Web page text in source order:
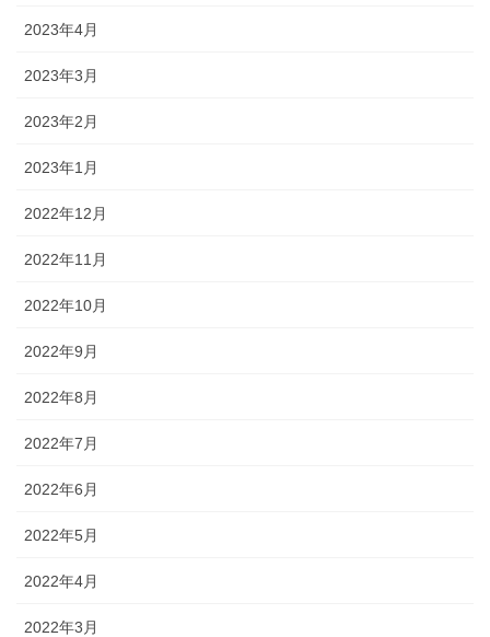
2023年4月
2023年3月
2023年2月
2023年1月
2022年12月
2022年11月
2022年10月
2022年9月
2022年8月
2022年7月
2022年6月
2022年5月
2022年4月
2022年3月